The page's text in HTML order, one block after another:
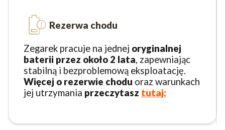
Rezerwa chodu
Zegarek pracuje na jednej oryginalnej
baterii przez około 2 lata, zapewniając
stabilną i bezproblemową eksploatację.
Więcej o rezerwie chodu oraz warunkach
jej utrzymania przeczytasz tutaj: